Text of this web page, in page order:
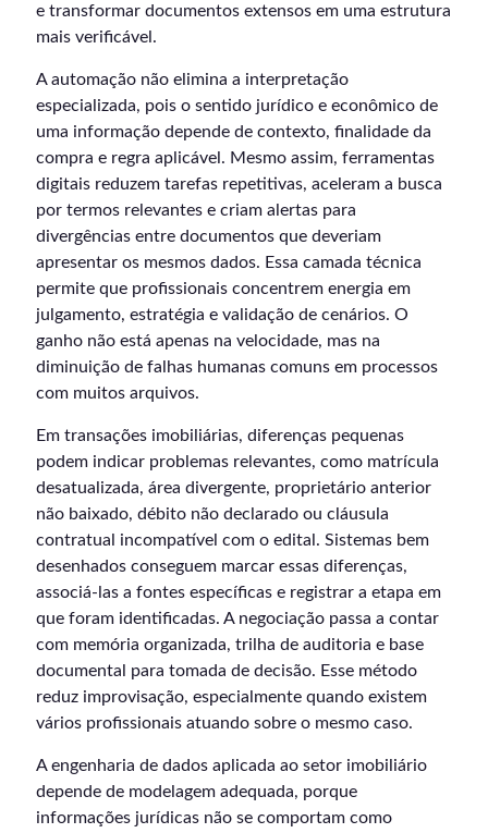
e transformar documentos extensos em uma estrutura
mais verificável.
A automação não elimina a interpretação
especializada, pois o sentido jurídico e econômico de
uma informação depende de contexto, finalidade da
compra e regra aplicável. Mesmo assim, ferramentas
digitais reduzem tarefas repetitivas, aceleram a busca
por termos relevantes e criam alertas para
divergências entre documentos que deveriam
apresentar os mesmos dados. Essa camada técnica
permite que profissionais concentrem energia em
julgamento, estratégia e validação de cenários. O
ganho não está apenas na velocidade, mas na
diminuição de falhas humanas comuns em processos
com muitos arquivos.
Em transações imobiliárias, diferenças pequenas
podem indicar problemas relevantes, como matrícula
desatualizada, área divergente, proprietário anterior
não baixado, débito não declarado ou cláusula
contratual incompatível com o edital. Sistemas bem
desenhados conseguem marcar essas diferenças,
associá-las a fontes específicas e registrar a etapa em
que foram identificadas. A negociação passa a contar
com memória organizada, trilha de auditoria e base
documental para tomada de decisão. Esse método
reduz improvisação, especialmente quando existem
vários profissionais atuando sobre o mesmo caso.
A engenharia de dados aplicada ao setor imobiliário
depende de modelagem adequada, porque
informações jurídicas não se comportam como